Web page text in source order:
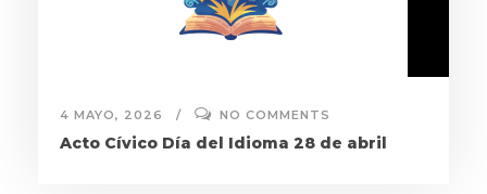
4 MAYO, 2026 NO COMMENTS
Acto Cívico Día del Idioma 28 de abril